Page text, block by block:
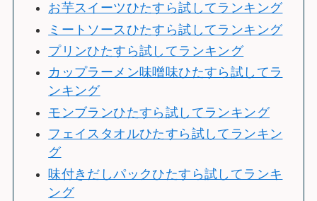
お芋スイーツひたすら試してランキング
ミートソースひたすら試してランキング
プリンひたすら試してランキング
カップラーメン味噌味ひたすら試してラ
ンキング
モンブランひたすら試してランキング
フェイスタオルひたすら試してランキン
グ
味付きだしパックひたすら試してランキ
ング